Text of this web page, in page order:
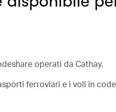
operati da Cathay.
ferroviari e i voli in